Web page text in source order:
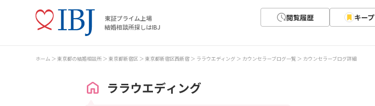
東証プライム上場
結婚相談所探しはIBJ
閲覧履歴 キープ
ホーム 東京都の結婚相談所 東京都新宿区 東京都新宿区西新宿 ララウエディング カウンセラーブログ一覧 カウンセラーブログ詳細
ララウエディング